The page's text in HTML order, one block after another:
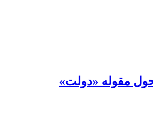
مقوله «دولت»